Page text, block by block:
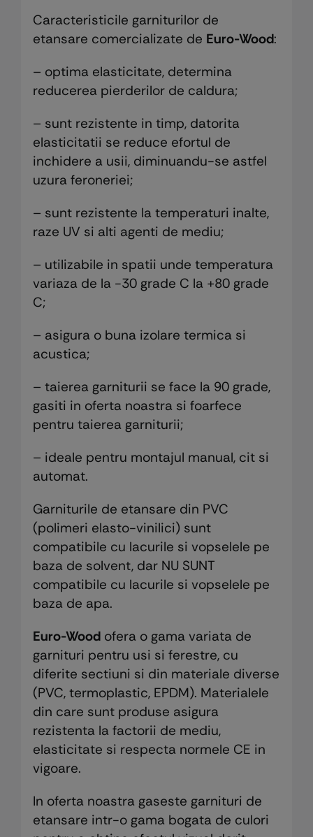
Caracteristicile garniturilor de
etansare comercializate de Euro-Wood:
– optima elasticitate, determina
reducerea pierderilor de caldura;
– sunt rezistente in timp, datorita
elasticitatii se reduce efortul de
inchidere a usii, diminuandu-se astfel
uzura feroneriei;
– sunt rezistente la temperaturi inalte,
raze UV si alti agenti de mediu;
– utilizabile in spatii unde temperatura
variaza de la -30 grade C la +80 grade
C;
– asigura o buna izolare termica si
acustica;
– taierea garniturii se face la 90 grade,
gasiti in oferta noastra si foarfece
pentru taierea garniturii;
– ideale pentru montajul manual, cit si
automat.
Garniturile de etansare din PVC
(polimeri elasto-vinilici) sunt
compatibile cu lacurile si vopselele pe
baza de solvent, dar NU SUNT
compatibile cu lacurile si vopselele pe
baza de apa.
Euro-Woodofera o gama variata de
garnituri pentru usi si ferestre, cu
diferite sectiuni si din materiale diverse
(PVC, termoplastic, EPDM). Materialele
din care sunt produse asigura
rezistenta la factorii de mediu,
elasticitate si respecta normele CE in
vigoare.
In oferta noastra gaseste garnituri de
etansare intr-o gama bogata de culori